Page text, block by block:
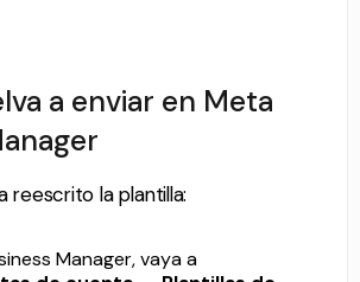
a enviar en Meta
reescrito la plantilla:
Manager, vaya a